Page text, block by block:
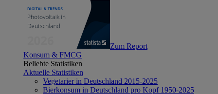
Zum Report
Konsum & FMCG
Beliebte Statistiken
Aktuelle Statistiken
Vegetarier in Deutschland 2015-2025
Bierkonsum in Deutschland pro Kopf 1950-2025